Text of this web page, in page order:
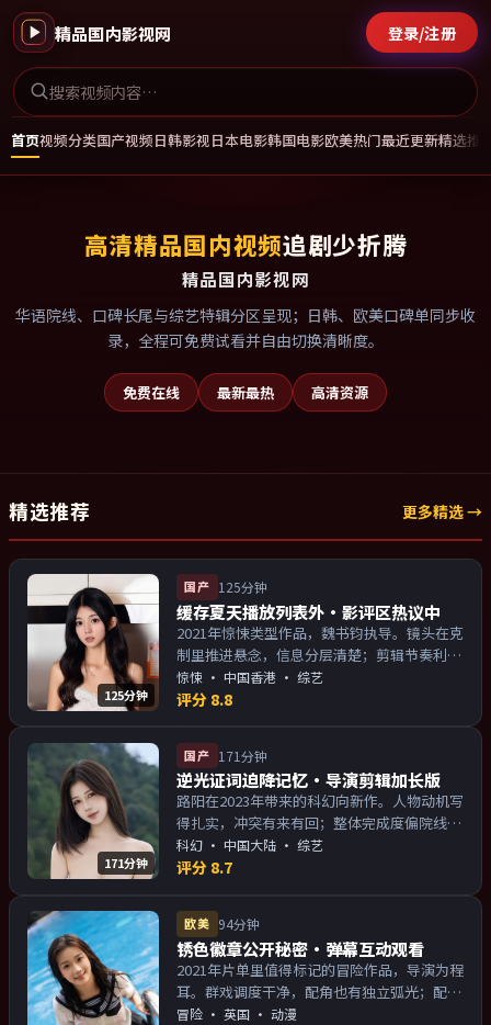
精品国内影视网 登录/注册
首页视频分类国产视频日韩影视日本电影韩国电影欧美热门最近更新精选推
高清精品国内视频追剧少折腾
精品国内影视网
华语院线、口碑长尾与综艺特辑分区呈现；日韩、欧美口碑单同步收
录，全程可免费试看并自由切换清晰度。
免费在线 最新最热 高清资源
精选推荐 更多精选 →
125分钟
国产 125分钟
缓存夏天播放列表外·影评区热议中
2021年惊悚类型作品，魏书钧执导。镜头在克
制里推进悬念，信息分层清楚；剪辑节奏利
落，观感顺滑。主演以演技派为主，适合喜欢
强叙事与人物关系的观众加入片单。
惊悚 · 中国香港 · 综艺
评分 8.8
171分钟
国产 171分钟
逆光证词迫降记忆·导演剪辑加长版
路阳在2023年带来的科幻向新作。人物动机写
得扎实，冲突有来有回；整体完成度偏院线质
感。主演以演技派为主，适合喜欢强叙事与人
物关系的观众加入片单。
科幻 · 中国大陆 · 综艺
评分 8.7
欧美 94分钟
锈色徽章公开秘密·弹幕互动观看
2021年片单里值得标记的冒险作品，导演为程
耳。群戏调度干净，配角也有独立弧光；配乐
与画面气质统一。主演以演技派为主，适合喜
冒险 · 英国 · 动漫